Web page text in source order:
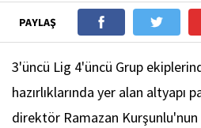
PAYLAŞ
3'üncü Lig 4'üncü Grup
hazırlıklarında yer alan
direktör Ramazan Kurşunlu'nun